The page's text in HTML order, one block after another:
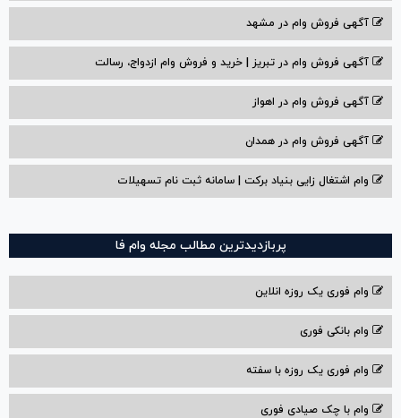
آگهی فروش وام در مشهد
آگهی فروش وام در تبریز | خرید و فروش وام ازدواج، رسالت
آگهی فروش وام در اهواز
آگهی فروش وام در همدان
وام اشتغال زایی بنیاد برکت | سامانه ثبت نام تسهیلات
پربازدیدترین مطالب مجله وام فا
وام فوری یک روزه انلاین
وام بانکی فوری
وام فوری یک روزه با سفته
وام با‌ چک صیادی‌ فوری